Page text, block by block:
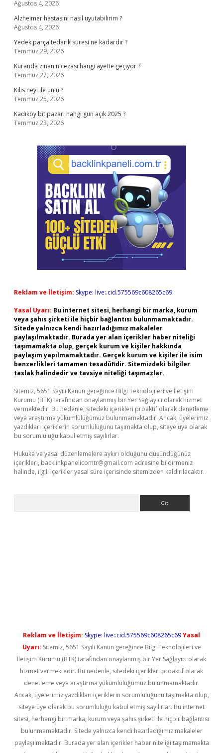
Ağustos 4, 2026
Alzheimer hastasını nasıl uyutabilirim ?
Ağustos 4, 2026
Yedek parça tedarik süresi ne kadardır ?
Temmuz 29, 2026
Kuranda zinanın cezası hangi ayette geçiyor ?
Temmuz 27, 2026
Kilis neyi ile ünlü ?
Temmuz 25, 2026
Kadıköy bit pazarı hangi gün açık 2025 ?
Temmuz 23, 2026
Reklam ve İletişim: Skype: live:.cid.575569c608265c69
Yasal Uyarı: Bu internet sitesi, herhangi bir marka, kurum
veya şahıs şirketi ile hiçbir bağlantısı bulunmamaktadır.
Sitede yalnızca kendi hazırladığımız makaleler
paylaşılmaktadır. Burada yer alan içerikler haber niteliği
taşımamakta olup, gerçek kurum ve kişiler hakkında
paylaşım yapılmamaktadır. Gerçek kurum ve kişiler ile isim
benzerlikleri tamamen tesadüfidir. Sitemizdeki bilgiler
taslak halindedir ve tavsiye niteliği taşımazlar.
Sitemiz, 5651 Sayılı Kanun gereğince Bilgi Teknolojileri ve İletişim
Kurumu (BTK) tarafından onaylanmış bir Yer Sağlayıcı olarak hizmet
vermektedir. Bu nedenle, sitedeki içerikleri proaktif olarak denetleme
veya araştırma yükümlülüğümüz bulunmamaktadır. Ancak, üyelerimiz
yazdıkları içeriklerin sorumluluğunu taşımakta olup, siteye üye olarak
bu sorumluluğu kabul etmiş sayılırlar.
Hukuka ve yasal düzenlemelere aykırı olduğunu düşündüğünüz
içerikleri, backlinkpanelicomtr@gmail.com adresine bildirmeniz
halinde, ilgili içerikler yasal süre içerisinde sitemizden kaldırılacaktır.
Reklam ve İletişim: Skype: live:.cid.575569c608265c69Yasal
Uyarı: Sitemiz, 5651 Sayılı Kanun gereğince Bilgi Teknolojileri ve
İletişim Kurumu (BTK) tarafından onaylanmış bir Yer Sağlayıcı olarak
hizmet vermektedir. Bu nedenle, sitedeki içerikleri proaktif olarak
denetleme veya araştırma yükümlülüğümüz bulunmamaktadır.
Ancak, üyelerimiz yazdıkları içeriklerin sorumluluğunu taşımakta olup,
siteye üye olarak bu sorumluluğu kabul etmiş sayılırlar. Bu internet
sitesi, herhangi bir marka, kurum veya şahıs şirketi ile hiçbir bağlantısı
bulunmamaktadır. Sitede yalnızca kendi hazırladığımız makaleler
paylaşılmaktadır. Burada yer alan içerikler haber niteliği taşımamakta